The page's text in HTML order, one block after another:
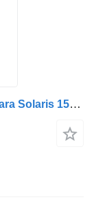
Carcasă Far Dreapta fascia delantera para Solaris 15996 P.P camión